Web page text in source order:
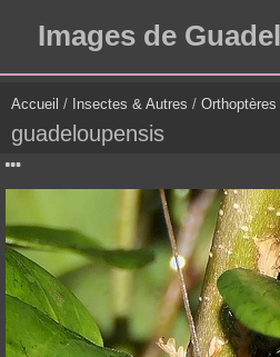
Images de
Accueil / Insectes & Autres / Orthoptères
guadeloupensis